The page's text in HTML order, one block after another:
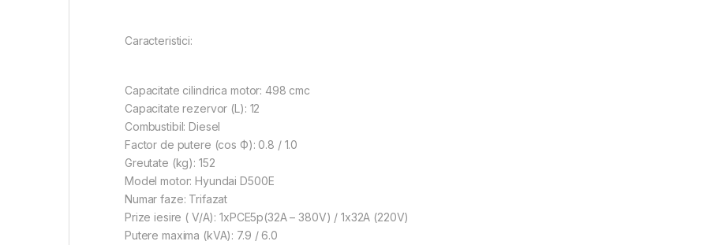
Caracteristici:
Capacitate cilindrica motor: 498 cmc
Capacitate rezervor (L): 12
Combustibil: Diesel
Factor de putere (cos Ф): 0.8 / 1.0
Greutate (kg): 152
Model motor: Hyundai D500E
Numar faze: Trifazat
Prize iesire ( V/A): 1xPCE5p(32A – 380V) / 1x32A (220V)
Putere maxima (kVA): 7.9 / 6.0